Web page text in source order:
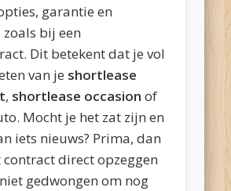
garantie en
bij een
Dit betekent dat je vol
van je shortlease
, shortlease occasion of
Mocht je het zat zijn en
iets nieuws? Prima, dan
contract direct opzeggen
gedwongen om nog